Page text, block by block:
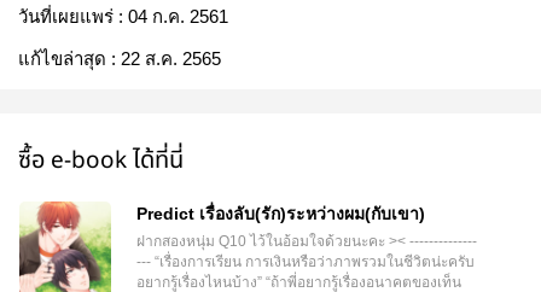
วันที่เผยแพร่ : 04 ก.ค. 2561
แก้ไขล่าสุด : 22 ส.ค. 2565
ซื้อ e-book ได้ที่นี่
Predict เรื่องลับ(รัก)ระหว่างผม(กับเขา)
ฝากสองหนุ่ม Q10 ไว้ในอ้อมใจด้วยนะคะ >< --------------
--- “เรื่องการเรียน การเงินหรือว่าภาพรวมในชีวิตน่ะครับ
อยากรู้เรื่องไหนบ้าง” “ถ้าพี่อยากรู้เรื่องอนาคตของเท็น